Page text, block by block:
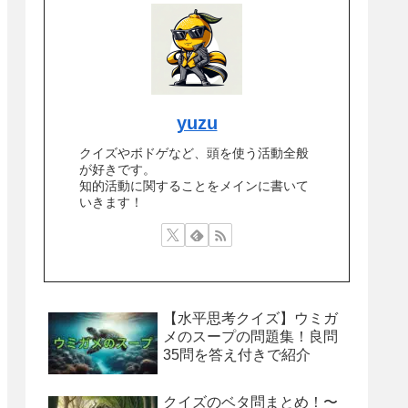
yuzu
クイズやボドゲなど、頭を使う活動全般
が好きです。
知的活動に関することをメインに書いて
いきます！
【水平思考クイズ】ウミガ
メのスープの問題集！良問
35問を答え付きで紹介
クイズのベタ問まとめ！〜